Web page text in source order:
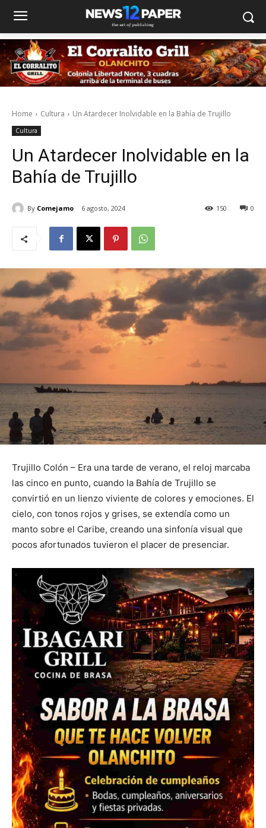
Home Cultura Un Atardecer Inolvidable en la Bahía de Trujillo
Cultura
Un Atardecer Inolvidable en la
Bahía de Trujillo
By Comejamo 6 agosto, 2024 0
150
Trujillo Colón – Era una tarde de verano, el reloj marcaba
las cinco en punto, cuando la Bahía de Trujillo se
convirtió en un lienzo viviente de colores y emociones. El
cielo, con tonos rojos y grises, se extendía como un
manto sobre el Caribe, creando una sinfonía visual que
pocos afortunados tuvieron el placer de presenciar.